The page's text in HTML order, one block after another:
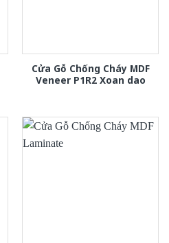
Cửa Gỗ Chống Cháy MDF
Veneer P1R2 Xoan dao